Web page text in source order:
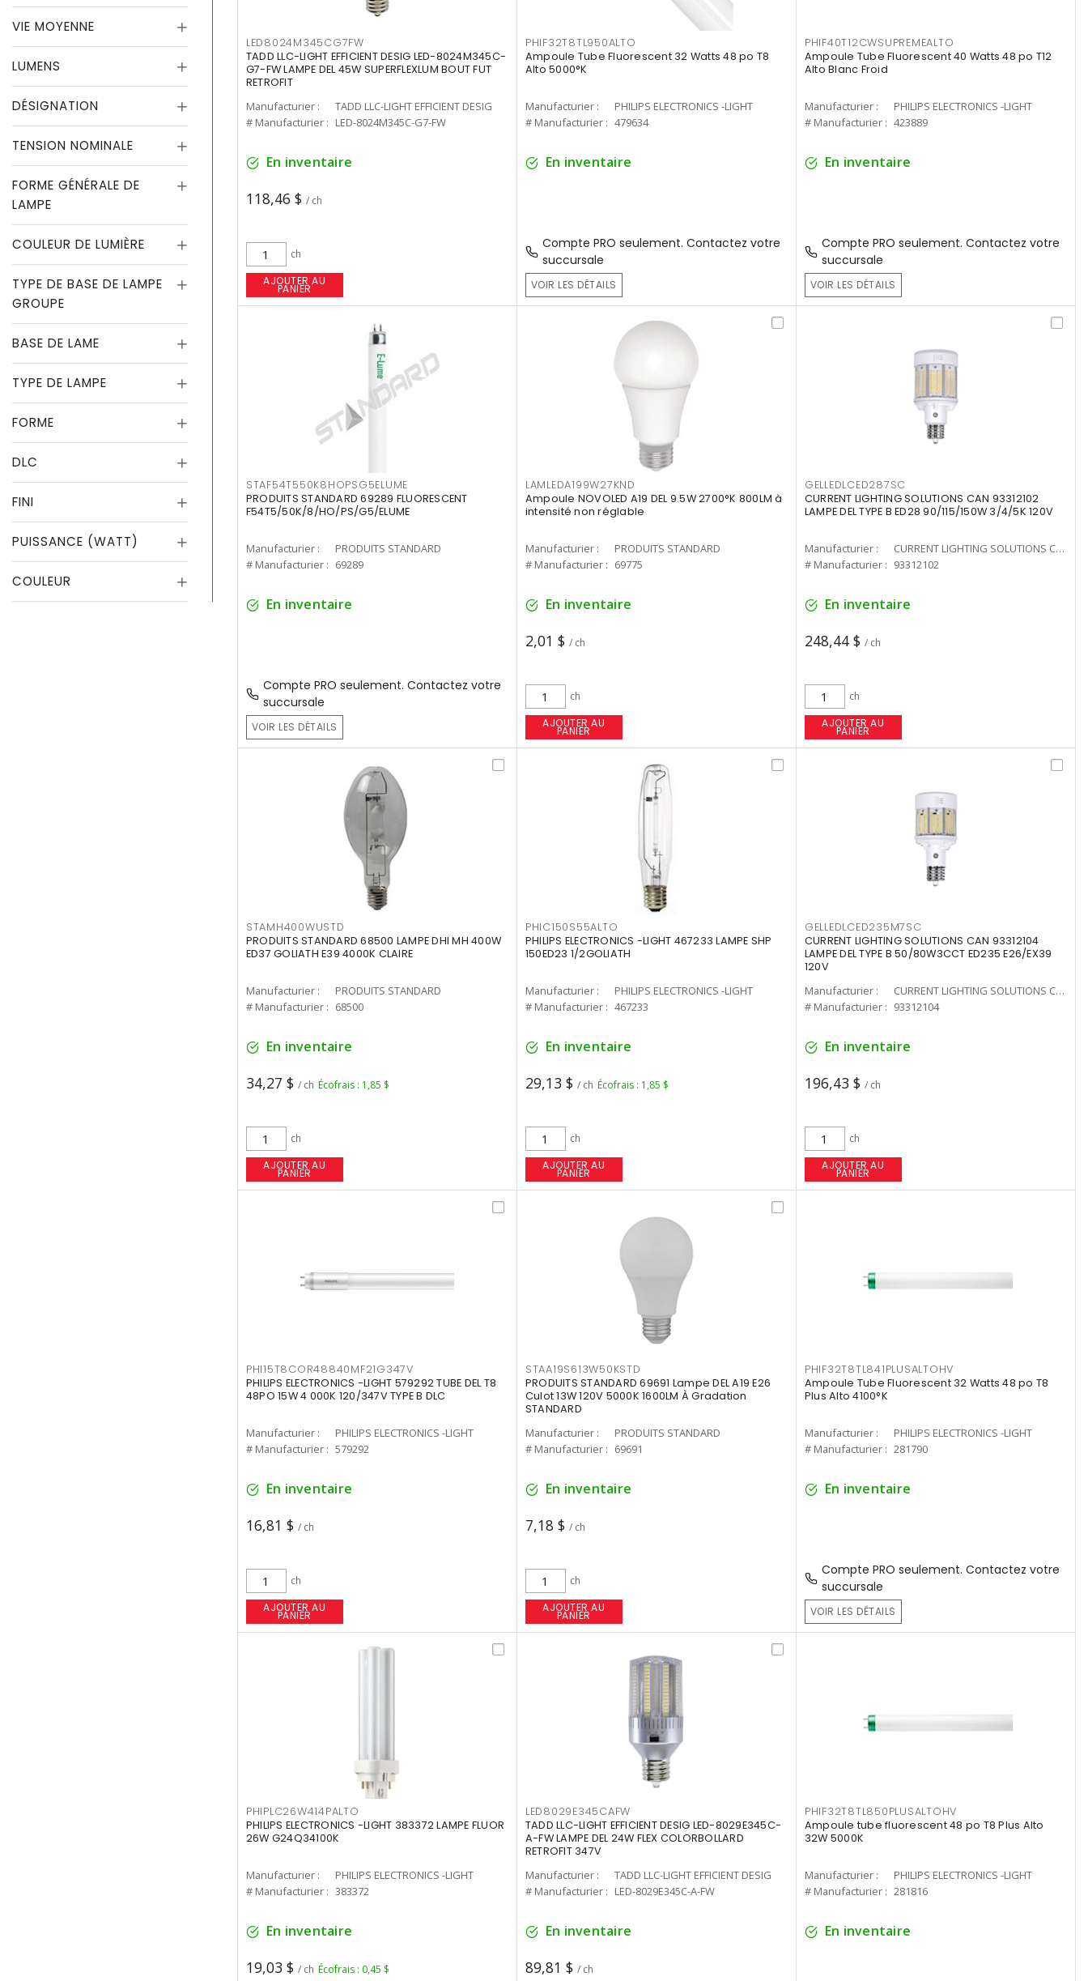
VIE MOYENNE
LUMENS
DÉSIGNATION
TENSION NOMINALE
FORME GÉNÉRALE DE
LAMPE
COULEUR DE LUMIÈRE
TYPE DE BASE DE LAMPE
GROUPE
BASE DE LAME
TYPE DE LAMPE
FORME
DLC
FINI
PUISSANCE (WATT)
COULEUR
LED8024M345CG7FW
TADD LLC-LIGHT EFFICIENT DESIG LED-8024M345C-
G7-FW LAMPE DEL 45W SUPERFLEXLUM BOUT FUT
RETROFIT
Manufacturier :
TADD LLC-LIGHT EFFICIENT DESIG
# Manufacturier : LED-8024M345C-G7-FW
En inventaire
118,46 $ / ch
ch
AJOUTER AU
PANIER
PHIF32T8TL950ALTO
Ampoule Tube Fluorescent 32 Watts 48 po T8
Alto 5000°K
Manufacturier :
PHILIPS ELECTRONICS -LIGHT
# Manufacturier : 479634
En inventaire
Compte PRO seulement. Contactez votre
succursale
VOIR LES DÉTAILS
PHIF40T12CWSUPREMEALTO
Ampoule Tube Fluorescent 40 Watts 48 po T12
Alto Blanc Froid
Manufacturier :
PHILIPS ELECTRONICS -LIGHT
# Manufacturier : 423889
En inventaire
Compte PRO seulement. Contactez votre
succursale
VOIR LES DÉTAILS
STAF54T550K8HOPSG5ELUME
PRODUITS STANDARD 69289 FLUORESCENT
F54T5/50K/8/HO/PS/G5/ELUME
Manufacturier :
PRODUITS STANDARD
# Manufacturier : 69289
En inventaire
Compte PRO seulement. Contactez votre
succursale
VOIR LES DÉTAILS
LAMLEDA199W27KND
Ampoule NOVOLED A19 DEL 9.5W 2700°K 800LM à
intensité non réglable
Manufacturier :
PRODUITS STANDARD
# Manufacturier : 69775
En inventaire
2,01 $ / ch
ch
AJOUTER AU
PANIER
GELLEDLCED287SC
CURRENT LIGHTING SOLUTIONS CAN 93312102
LAMPE DEL TYPE B ED28 90/115/150W 3/4/5K 120V
Manufacturier :
CURRENT LIGHTING SOLUTIONS CAN
# Manufacturier : 93312102
En inventaire
248,44 $ / ch
ch
AJOUTER AU
PANIER
STAMH400WUSTD
PRODUITS STANDARD 68500 LAMPE DHI MH 400W
ED37 GOLIATH E39 4000K CLAIRE
Manufacturier :
PRODUITS STANDARD
# Manufacturier : 68500
En inventaire
34,27 $ / ch Écofrais : 1,85 $
ch
AJOUTER AU
PANIER
PHIC150S55ALTO
PHILIPS ELECTRONICS -LIGHT 467233 LAMPE SHP
150ED23 1/2GOLIATH
Manufacturier :
PHILIPS ELECTRONICS -LIGHT
# Manufacturier : 467233
En inventaire
29,13 $ / ch Écofrais : 1,85 $
ch
AJOUTER AU
PANIER
GELLEDLCED235M7SC
CURRENT LIGHTING SOLUTIONS CAN 93312104
LAMPE DEL TYPE B 50/80W3CCT ED235 E26/EX39
120V
Manufacturier :
CURRENT LIGHTING SOLUTIONS CAN
# Manufacturier : 93312104
En inventaire
196,43 $ / ch
ch
AJOUTER AU
PANIER
PHI15T8COR48840MF21G347V
PHILIPS ELECTRONICS -LIGHT 579292 TUBE DEL T8
48PO 15W 4 000K 120/347V TYPE B DLC
Manufacturier :
PHILIPS ELECTRONICS -LIGHT
# Manufacturier : 579292
En inventaire
16,81 $ / ch
ch
AJOUTER AU
PANIER
STAA19S613W50KSTD
PRODUITS STANDARD 69691 Lampe DEL A19 E26
Culot 13W 120V 5000K 1600LM À Gradation
STANDARD
Manufacturier :
PRODUITS STANDARD
# Manufacturier : 69691
En inventaire
7,18 $ / ch
ch
AJOUTER AU
PANIER
PHIF32T8TL841PLUSALTOHV
Ampoule Tube Fluorescent 32 Watts 48 po T8
Plus Alto 4100°K
Manufacturier :
PHILIPS ELECTRONICS -LIGHT
# Manufacturier : 281790
En inventaire
Compte PRO seulement. Contactez votre
succursale
VOIR LES DÉTAILS
PHIPLC26W414PALTO
PHILIPS ELECTRONICS -LIGHT 383372 LAMPE FLUOR
26W G24Q34100K
Manufacturier :
PHILIPS ELECTRONICS -LIGHT
# Manufacturier : 383372
En inventaire
19,03 $ / ch Écofrais : 0,45 $
LED8029E345CAFW
TADD LLC-LIGHT EFFICIENT DESIG LED-8029E345C-
A-FW LAMPE DEL 24W FLEX COLORBOLLARD
RETROFIT 347V
Manufacturier :
TADD LLC-LIGHT EFFICIENT DESIG
# Manufacturier : LED-8029E345C-A-FW
En inventaire
89,81 $ / ch
PHIF32T8TL850PLUSALTOHV
Ampoule tube fluorescent 48 po T8 Plus Alto
32W 5000K
Manufacturier :
PHILIPS ELECTRONICS -LIGHT
# Manufacturier : 281816
En inventaire